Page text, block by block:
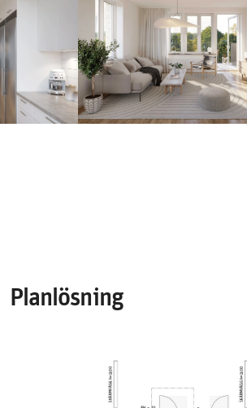
Planlösning